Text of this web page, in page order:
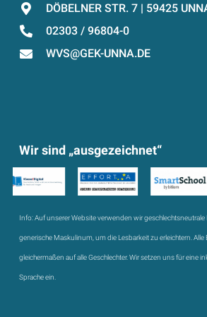
DÖBELNER STR. 7 | 59425
02303 / 96804-0
WVS@GEK-UNNA.DE
Wir sind „ausgezeichnet“
Info:Auf unserer Website verwenden wir
generische Maskulinum, um die Lesbarkeit zu erleichtern.
gleichermaßen auf alle Geschlechter. Wir setzen uns für eine
Sprache ein.